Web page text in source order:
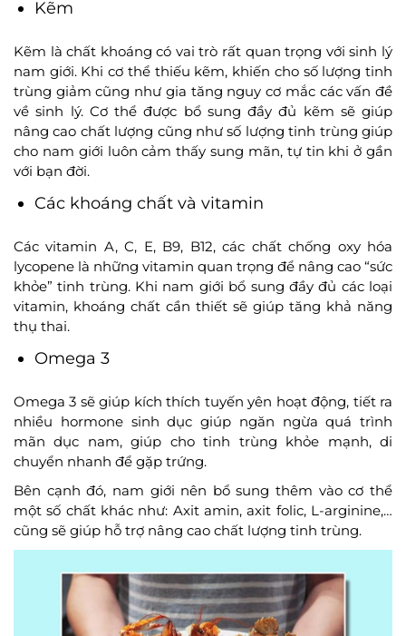
Kẽm
Kẽm là chất khoáng có vai trò rất quan trọng với sinh lý
nam giới. Khi cơ thể thiếu kẽm, khiến cho số lượng tinh
trùng giảm cũng như gia tăng nguy cơ mắc các vấn đề
về sinh lý. Cơ thể được bổ sung đầy đủ kẽm sẽ giúp
nâng cao chất lượng cũng như số lượng tinh trùng giúp
cho nam giới luôn cảm thấy sung mãn, tự tin khi ở gần
với bạn đời.
Các khoáng chất và vitamin
Các vitamin A, C, E, B9, B12, các chất chống oxy hóa
lycopene là những vitamin quan trọng để nâng cao “sức
khỏe” tinh trùng. Khi nam giới bổ sung đầy đủ các loại
vitamin, khoáng chất cần thiết sẽ giúp tăng khả năng
thụ thai.
Omega 3
Omega 3 sẽ giúp kích thích tuyến yên hoạt động, tiết ra
nhiều hormone sinh dục giúp ngăn ngừa quá trình
mãn dục nam, giúp cho tinh trùng khỏe mạnh, di
chuyển nhanh để gặp trứng.
Bên cạnh đó, nam giới nên bổ sung thêm vào cơ thể
một số chất khác như: Axit amin, axit folic, L-arginine,…
cũng sẽ giúp hỗ trợ nâng cao chất lượng tinh trùng.